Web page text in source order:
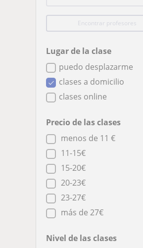
Encontrar profesores
Lugar de la clase
puedo desplazarme
clases a domicilio
clases online
Precio de las clases
menos de 11 €
11-15€
15-20€
20-23€
23-27€
más de 27€
Nivel de las clases